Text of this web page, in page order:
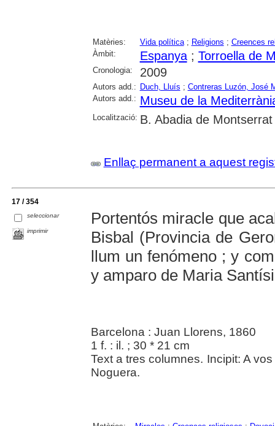
Matèries: Vida política; Religions ; Creences
Àmbit:
Espanya; Torroella de
Cronologia: 2009
Autors add.: Duch, Lluís ; Contreras Luzón, José
Autors add.: Museu de la
Localització: B. Abadia de Montserrat
Enllaç permanent a aquest
17 / 354
seleccionar
imprimir
Portentós miracle que
Bisbal (Provincia de
llum un fenómeno ; y
y amparo de Maria
Barcelona : Juan Llorens, 1860
1 f. : il. ; 30 * 21 cm
Text a tres columnes. Incipit: A
Noguera.